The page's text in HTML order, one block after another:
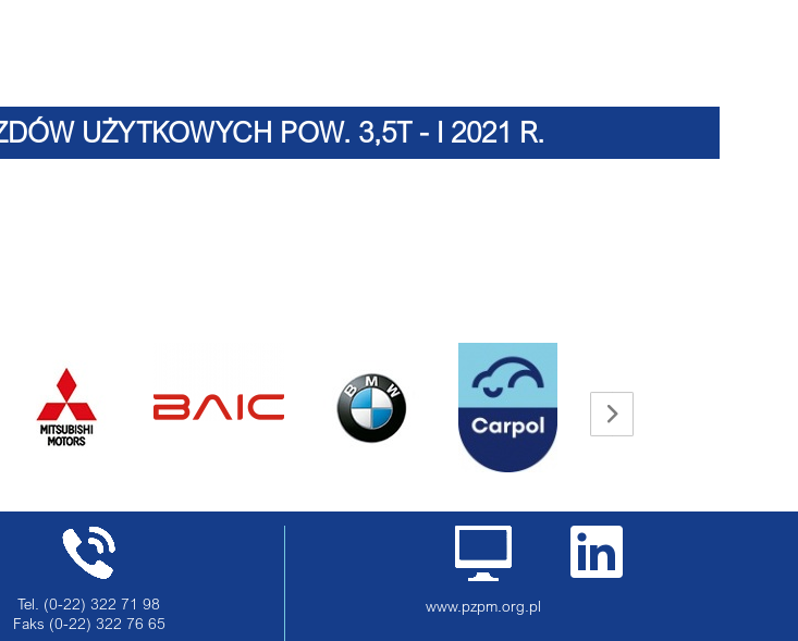
UŻYTKOWYCH POW. 3,5T - I 2021 R.
Tel. (0-22) 322 71 98
Faks (0-22) 322 76 65
www.pzpm.org.pl